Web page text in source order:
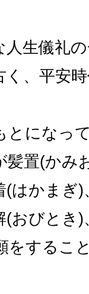
生儀礼
、平安
になっ
置(かみ
はかまぎ)
おびとき)
するこ